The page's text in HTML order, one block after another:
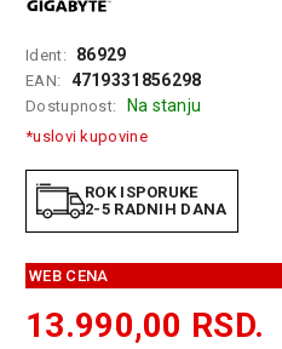
ZAŠTITA
SOLARNI
MREŽNA
OPREMA
ŠTAMPAČI,
SKENERI I
FOTOKOPIRI
Ident: 86929
EAN: 4719331856298
Dostupnost: Na stanju
*uslovi kupovine
ROK ISPORUKE
2-5 RADNIH DANA
WEB CENA
13.990,00 RSD.